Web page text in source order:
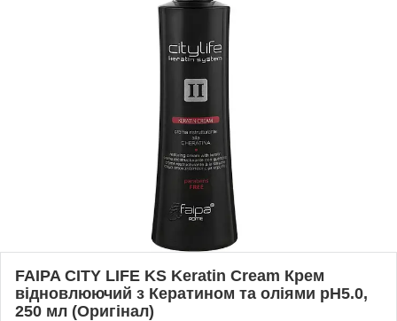
FAIPA CITY LIFE KS Keratin Cream Крем
відновлюючий з Кератином та оліями pH5.0,
250 мл (Оригінал)